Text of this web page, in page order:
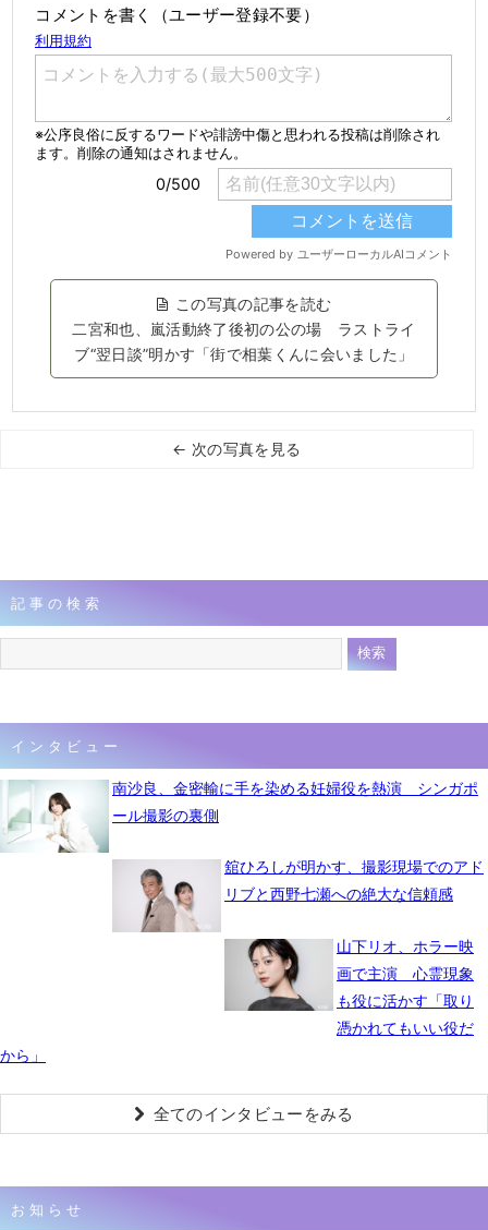
コメントを書く（ユーザー登録不要）
この写真の記事を読む
二宮和也、嵐活動終了後初の公の場 ラストライ
ブ“翌日談”明かす「街で相葉くんに会いました」
← 次の写真を見る
記事の検索
インタビュー
南沙良、金密輸に手を染める妊婦役を熱演 シンガポ
ール撮影の裏側
舘ひろしが明かす、撮影現場でのアド
リブと西野七瀬への絶大な信頼感
山下リオ、ホラー映
画で主演 心霊現象
も役に活かす「取り
憑かれてもいい役だ
から」
全てのインタビューをみる
お知らせ